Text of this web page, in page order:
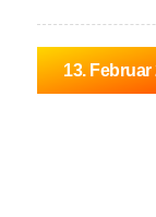
13. Februar